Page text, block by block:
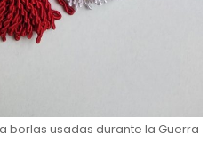
borlas usadas durante la Guerra